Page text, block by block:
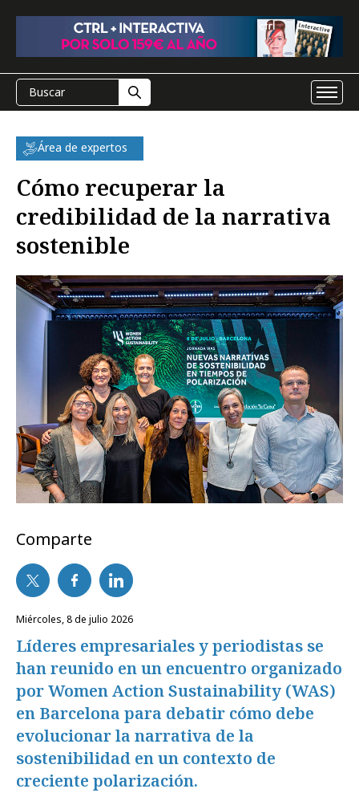
Área de expertos
Cómo recuperar la
credibilidad de la narrativa
sostenible
Comparte
miércoles, 8 de julio 2026
Líderes empresariales y periodistas se
han reunido en un encuentro organizado
por Women Action Sustainability (WAS)
en Barcelona para debatir cómo debe
evolucionar la narrativa de la
sostenibilidad en un contexto de
creciente polarización.